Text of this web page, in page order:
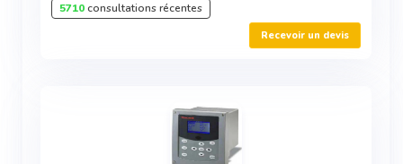
5710consultations récentes
Recevoir un devis